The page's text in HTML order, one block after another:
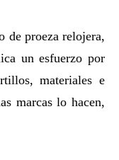
de proeza relojera,
un esfuerzo por
materiales e
marcas lo hacen,